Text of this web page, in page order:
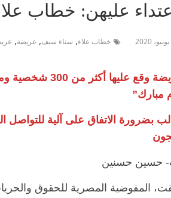
عليهن: خطاب
خطاب علاء, سناء سيف, عريضة,
العريضة وقع
مبارك”
بضرورة الاتفاق على آلية للتواصل
حسين حسنين
المفوضية المصرية للحقوق